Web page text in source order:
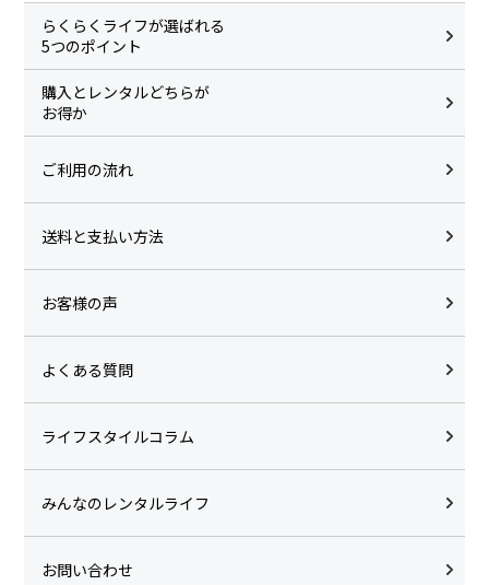
らくらくライフが選ばれる
5つのポイント
購入とレンタルどちらが
お得か
ご利用の流れ
送料と支払い方法
お客様の声
よくある質問
ライフスタイルコラム
みんなのレンタルライフ
お問い合わせ